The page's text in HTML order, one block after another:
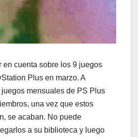
en cuenta sobre los 9 juegos
Plus en marzo. A
mensuales de PS Plus
una vez que estos
se acaban. No puede
a su biblioteca y luego